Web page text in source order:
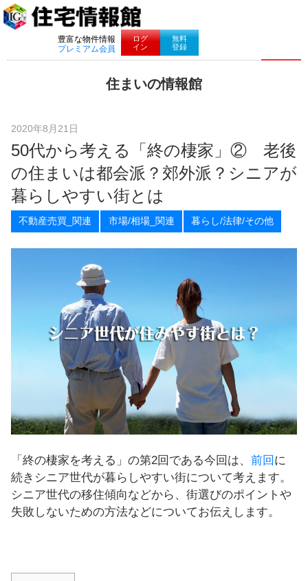
豊富な物件情報
プレミアム会員
ログ
イン
無料
登録
ナビゲーション
住まいの情報館
い
暮
し
に
役
立
2020年8月21日
50代から考える「終の棲家」② 老後
の住まいは都会派？郊外派？シニアが
暮らしやすい街とは
不動産売買_関連 市場/相場_関連 暮らし/法律/その他
「終の棲家を考える」の第2回である今回は、 前回 に
続きシニア世代が暮らしやすい街について考えます。
シニア世代の移住傾向などから、街選びのポイントや
失敗しないための方法などについてお伝えします。